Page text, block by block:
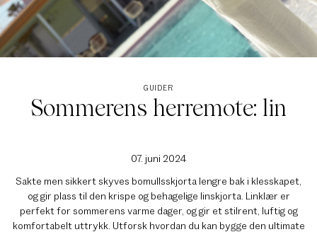
GUIDER
Sommerens herremote: lin
Sakte men sikkert skyves bomullsskjorta lengre bak i klesskapet,
og gir plass til den krispe og behagelige linskjorta. Linklær er
perfekt for sommerens varme dager, og gir et stilrent, luftig og
komfortabelt uttrykk. Utforsk hvordan du kan bygge den ultimate
07. juni 2024